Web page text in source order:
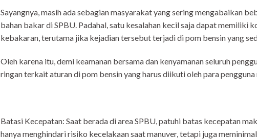
Sayangnya, masih ada sebagian masyarakat yang sering mengabaikan
bahan bakar di SPBU. Padahal, satu kesalahan kecil saja dapat memiliki
kebakaran, terutama jika kejadian tersebut terjadi di pom bensin yang
Oleh karena itu, demi keamanan bersama dan kenyamanan seluruh
ringan terkait aturan di pom bensin yang harus diikuti oleh para
Batasi Kecepatan: Saat berada di area SPBU, patuhi batas kecepatan
hanya menghindari risiko kecelakaan saat manuver, tetapi juga